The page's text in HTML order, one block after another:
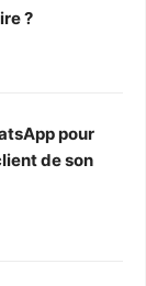
?
pour
de son